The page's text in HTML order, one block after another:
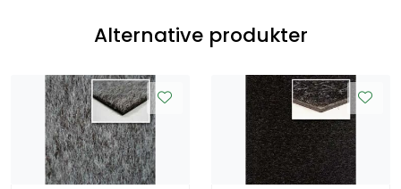
Alternative produkter